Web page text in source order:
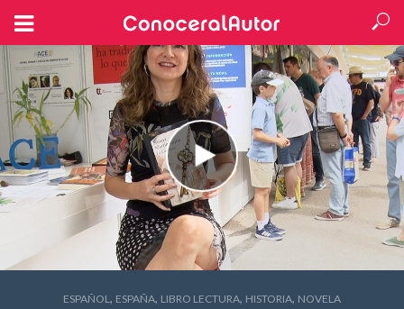
ESPAÑOL, ESPAÑA, LIBRO LECTURA, HISTORIA, NOVELA